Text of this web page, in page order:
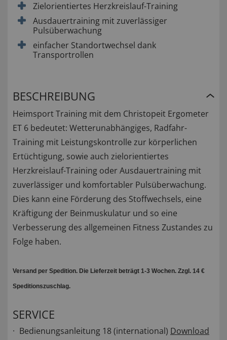
Zielorientiertes Herzkreislauf-Training
Ausdauertraining mit zuverlässiger
Pulsüberwachung
einfacher Standortwechsel dank
Transportrollen
BESCHREIBUNG
Heimsport Training mit dem Christopeit Ergometer
ET 6 bedeutet: Wetterunabhängiges, Radfahr-
Training mit Leistungskontrolle zur körperlichen
Ertüchtigung, sowie auch zielorientiertes
Herzkreislauf-Training oder Ausdauertraining mit
zuverlässiger und komfortabler Pulsüberwachung.
Dies kann eine Förderung des Stoffwechsels, eine
Kräftigung der Beinmuskulatur und so eine
Verbesserung des allgemeinen Fitness Zustandes zu
Folge haben.
Versand per Spedition. Die Lieferzeit beträgt 1-3 Wochen. Zzgl. 14 €
Speditionszuschlag.
SERVICE
Bedienungsanleitung 18 (international) Download